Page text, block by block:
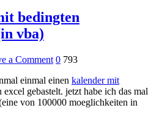
bedingten
vba)
a Commenton
kalender
mit
bedingten
0 793
einmal einen kalender mit
excel gebastelt. jetzt habe ich das mal
von 100000 moeglichkeiten in